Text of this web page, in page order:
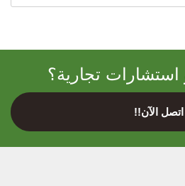
تجارية؟
اتصل الآن!!